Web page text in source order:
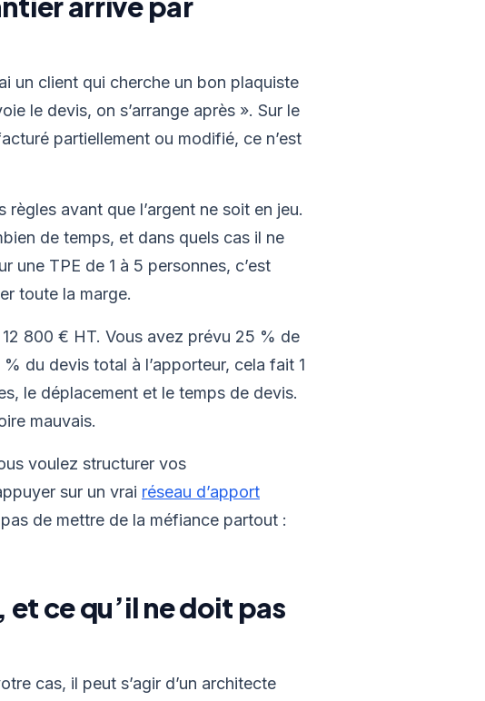
un client qui cherche un bon plaquiste
le devis, on s’arrange après ». Sur le
partiellement ou modifié, ce n’est
avant que l’argent ne soit en jeu.
de temps, et dans quels cas il ne
une TPE de 1 à 5 personnes, c’est
toute la marge.
800 € HT. Vous avez prévu 25 % de
du devis total à l’apporteur, cela fait 1
le déplacement et le temps de devis.
mauvais.
voulez structurer vos
sur un vrai réseau d’apport
de mettre de la méfiance partout :
ce qu’il ne doit pas
cas, il peut s’agir d’un architecte